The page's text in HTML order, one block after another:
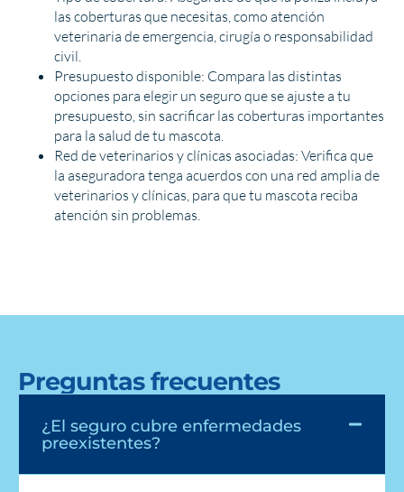
las coberturas que necesitas, como atención
veterinaria de emergencia, cirugía o responsabilidad
civil.
Presupuesto disponible: Compara las distintas
opciones para elegir un seguro que se ajuste a tu
presupuesto, sin sacrificar las coberturas importantes
para la salud de tu mascota.
Red de veterinarios y clínicas asociadas: Verifica que
la aseguradora tenga acuerdos con una red amplia de
veterinarios y clínicas, para que tu mascota reciba
atención sin problemas.
Preguntas frecuentes
¿El seguro cubre enfermedades
preexistentes?